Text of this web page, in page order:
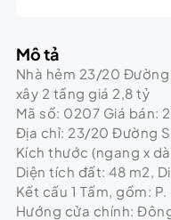
Mô tả
Nhà hẻm 23/20 Đường
xây 2 tầng giá 2,8 tỷ
Mã số: 0207 Giá bán:
Địa chỉ: 23/20 Đường
Kích thước (ngang x
Diện tích đất: 48 m2,
Kết cấu 1 Tấm, gồm:
Hướng cửa chính: